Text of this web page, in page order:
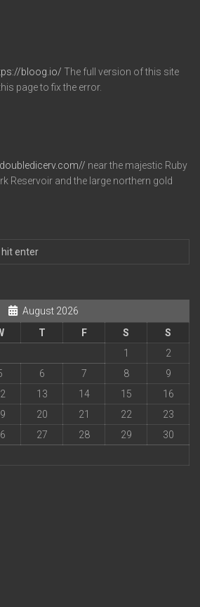
bloog.io/ The full version of this site
page to fix the error.
near the majestic Ruby
Reservoir and the large northern gold
August 2026
T F S
S
1
2
6 7 8
9
13 14 15
16
20 21 22
23
27 28 29
30